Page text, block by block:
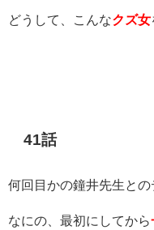
どうして、こんなクズ女
41話
何回目かの鐘井先生との
なにの、最初にしてから